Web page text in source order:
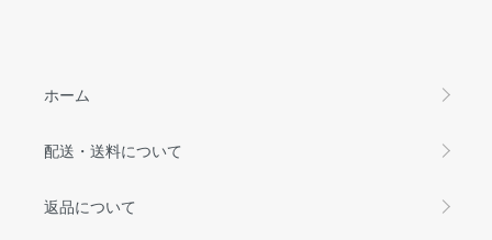
ホーム
配送・送料について
返品について